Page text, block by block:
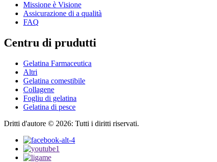
Missione è Visione
Assicurazione di a qualità
FAQ
Centru di prudutti
Gelatina Farmaceutica
Altri
Gelatina comestibile
Collagene
Fogliu di gelatina
Gelatina di pesce
Dritti d'autore © 2026: Tutti i diritti riservati.